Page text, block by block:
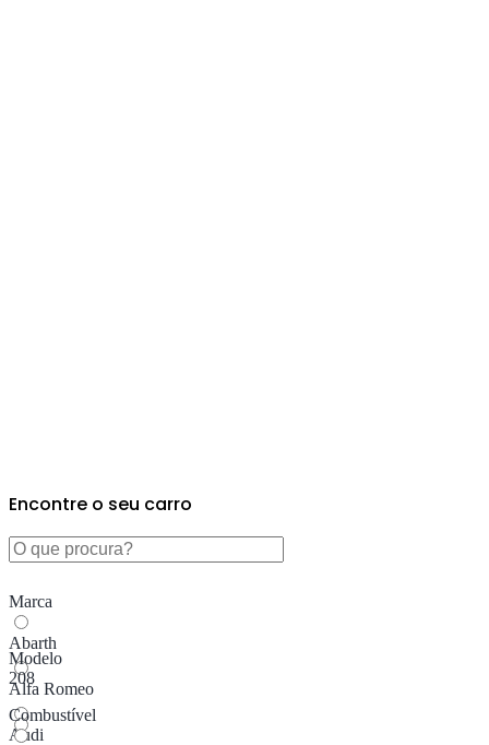
Encontre o seu carro
Marca
Abarth
Alfa Romeo
Audi
Modelo
208
Combustível